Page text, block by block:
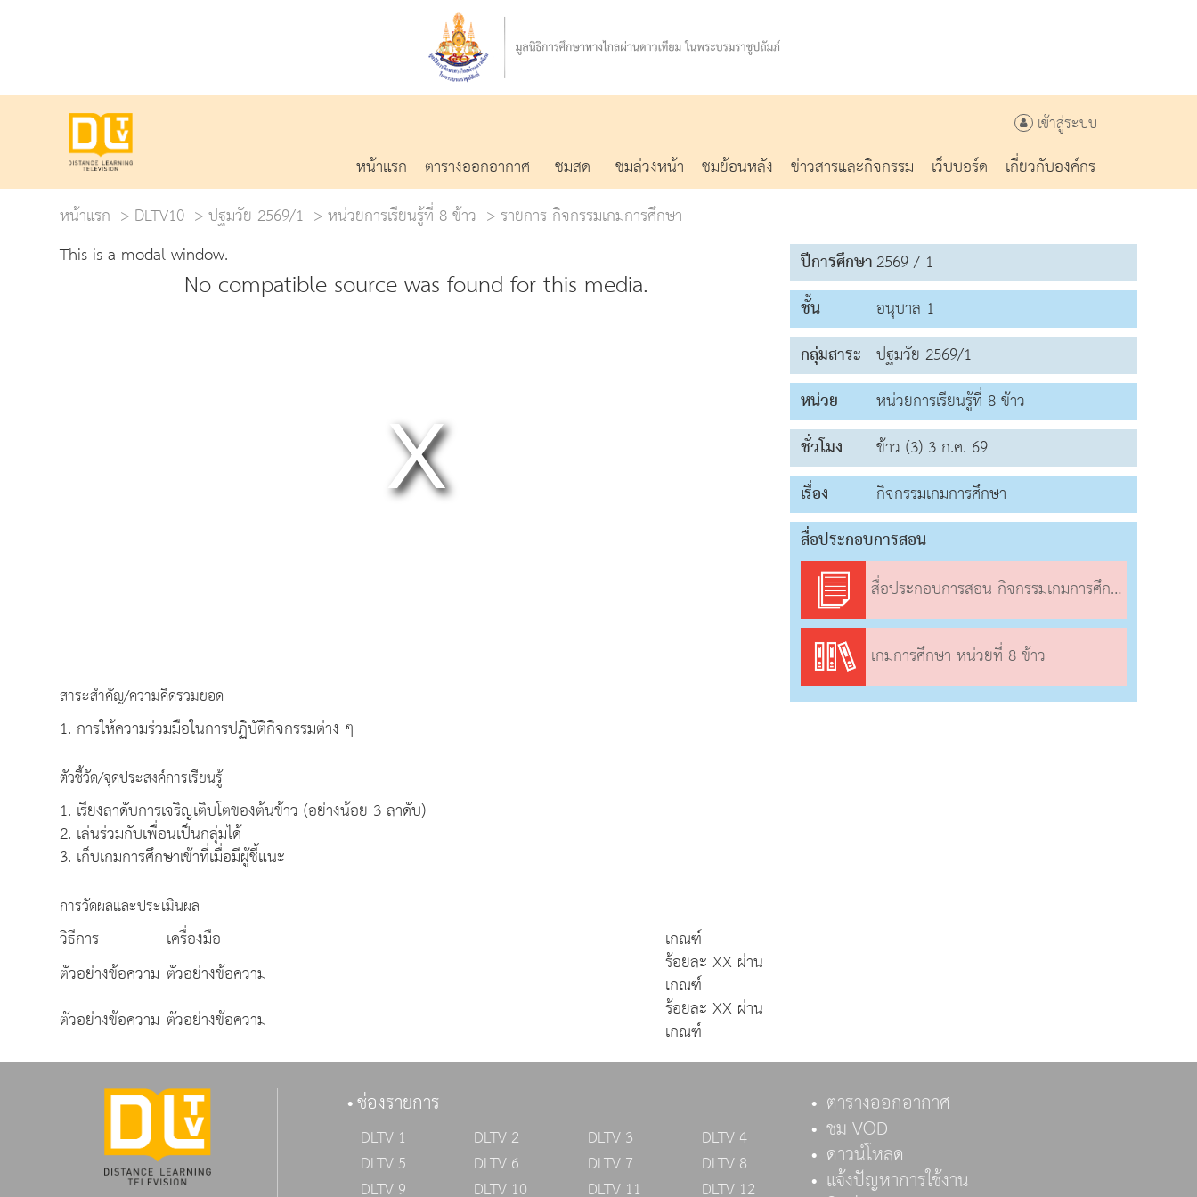
เข้าสู่ระบบ
หน้าแรก ตารางออกอากาศ ชมสด ชมล่วงหน้า ชมย้อนหลัง ข่าวสารและกิจกรรม เว็บบอร์ด
เกี่ยวกับองค์กร
หน้าแรก
DLTV10 ปฐมวัย 2569/1 หน่วยการเรียนรู้ที่ 8 ข้าว
รายการ กิจกรรมเกมการศึกษา
This is a modal window.
No compatible source was found for this media.
สาระสำคัญ/ความคิดรวมยอด
1. การให้ความร่วมมือในการปฏิบัติกิจกรรมต่าง ๆ
ตัวชี้วัด/จุดประสงค์การเรียนรู้
1. เรียงลาดับการเจริญเติบโตของต้นข้าว (อย่างน้อย 3 ลาดับ)
2. เล่นร่วมกับเพื่อนเป็นกลุ่มได้
3. เก็บเกมการศึกษาเข้าที่เมื่อมีผู้ชี้แนะ
การวัดผลและประเมินผล
วิธีการ เครื่องมือ
เกณฑ์
ตัวอย่างข้อความ ตัวอย่างข้อความ ร้อยละ XX ผ่าน
เกณฑ์
ตัวอย่างข้อความ ตัวอย่างข้อความ ร้อยละ XX ผ่าน
เกณฑ์
ปีการศึกษา2569 / 1
ชั้น
อนุบาล 1
กลุ่มสาระ ปฐมวัย 2569/1
หน่วย
หน่วยการเรียนรู้ที่ 8 ข้าว
ชั่วโมง
ข้าว (3) 3 ก.ค. 69
เรื่อง
กิจกรรมเกมการศึกษา
สื่อประกอบการสอน
สื่อประกอบการสอน กิจกรรมเกมการศึกษา
เกมการศึกษา หน่วยที่ 8 ข้าว
ช่องรายการ
DLTV 1 DLTV 2 DLTV 3
DLTV 4
DLTV 5
DLTV 6 DLTV 7
DLTV 8
DLTV 9
DLTV 10 DLTV 11 DLTV 12
ตารางออกอากาศ
ชม VOD
ดาวน์โหลด
แจ้งปัญหาการใช้งาน